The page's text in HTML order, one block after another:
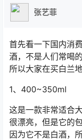
张艺菲
首先看一下国内消
酒，不是人们常喝
所以大家在买白兰
1、400~350ml
这是一款非常适合
很漂亮，但是它的
因为它不是白酒，